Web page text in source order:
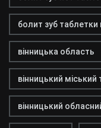
болит зуб
вінницька область
вінницький
вінницький